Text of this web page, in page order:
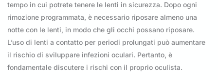
tempo in cui potrete tenere le lenti in sicurezza. Dopo ogni
rimozione programmata, è necessario riposare almeno una
notte con le lenti, in modo che gli occhi possano riposare.
L’uso di lenti a contatto per periodi prolungati può aumentare
il rischio di sviluppare infezioni oculari. Pertanto, è
fondamentale discutere i rischi con il proprio oculista.